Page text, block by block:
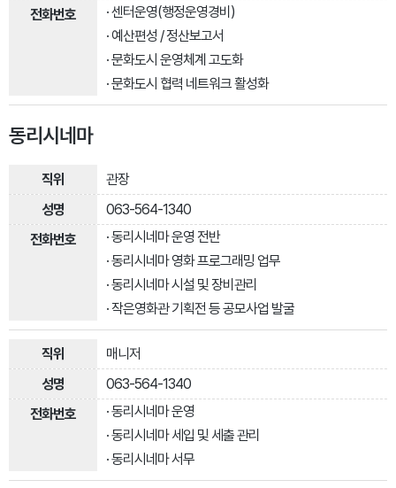
· 센터운영(행정운영경비)
· 예산편성 / 정산보고서
· 문화도시 운영체계 고도화
· 문화도시 협력 네트워크 활성화
동리시네마
관장
063-564-1340
· 동리시네마 운영 전반
· 동리시네마 영화 프로그래밍 업무
· 동리시네마 시설 및 장비관리
· 작은영화관 기획전 등 공모사업 발굴
매니저
063-564-1340
· 동리시네마 운영
· 동리시네마 세입 및 세출 관리
· 동리시네마 서무